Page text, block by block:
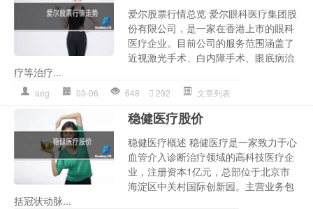
爱尔股票行情总览 爱尔眼科医疗集团股
份有限公司，是一家在香港上市的眼科
医疗企业。目前公司的服务范围涵盖了
近视激光手术、白内障手术、眼底病治
疗等治疗...
aeg 03-06 648 292 文章列表
稳健医疗股价
稳健医疗概述 稳健医疗是一家致力于心
血管介入诊断治疗领域的高科技医疗企
业，注册资本1亿元，总部位于北京市
海淀区中关村国际创新园。主营业务包
括冠状动脉...